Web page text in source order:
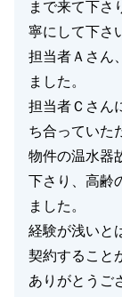
まで来て下さ
寧にして下さ
担当者Ａさん
ました。
担当者Ｃさん
ち合っていた
物件の温水器
下さり、高齢
ました。
経験が浅いと
契約すること
ありがとうご